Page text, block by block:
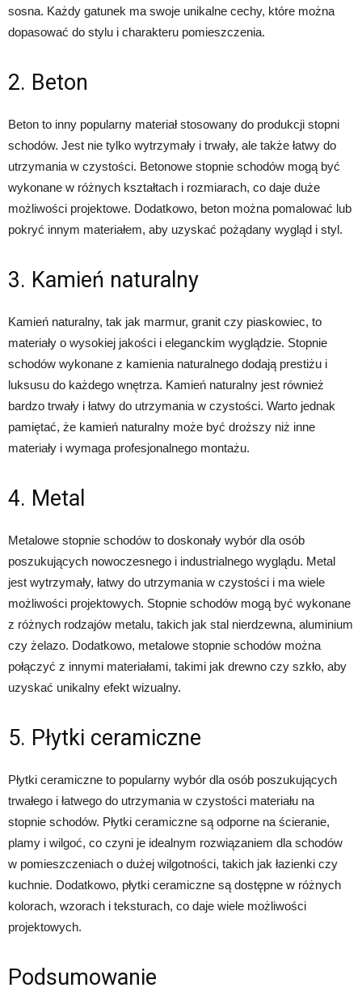
sosna. Każdy gatunek ma swoje unikalne cechy, które można
dopasować do stylu i charakteru pomieszczenia.
2. Beton
Beton to inny popularny materiał stosowany do produkcji stopni
schodów. Jest nie tylko wytrzymały i trwały, ale także łatwy do
utrzymania w czystości. Betonowe stopnie schodów mogą być
wykonane w różnych kształtach i rozmiarach, co daje duże
możliwości projektowe. Dodatkowo, beton można pomalować lub
pokryć innym materiałem, aby uzyskać pożądany wygląd i styl.
3. Kamień naturalny
Kamień naturalny, tak jak marmur, granit czy piaskowiec, to
materiały o wysokiej jakości i eleganckim wyglądzie. Stopnie
schodów wykonane z kamienia naturalnego dodają prestiżu i
luksusu do każdego wnętrza. Kamień naturalny jest również
bardzo trwały i łatwy do utrzymania w czystości. Warto jednak
pamiętać, że kamień naturalny może być droższy niż inne
materiały i wymaga profesjonalnego montażu.
4. Metal
Metalowe stopnie schodów to doskonały wybór dla osób
poszukujących nowoczesnego i industrialnego wyglądu. Metal
jest wytrzymały, łatwy do utrzymania w czystości i ma wiele
możliwości projektowych. Stopnie schodów mogą być wykonane
z różnych rodzajów metalu, takich jak stal nierdzewna, aluminium
czy żelazo. Dodatkowo, metalowe stopnie schodów można
połączyć z innymi materiałami, takimi jak drewno czy szkło, aby
uzyskać unikalny efekt wizualny.
5. Płytki ceramiczne
Płytki ceramiczne to popularny wybór dla osób poszukujących
trwałego i łatwego do utrzymania w czystości materiału na
stopnie schodów. Płytki ceramiczne są odporne na ścieranie,
plamy i wilgoć, co czyni je idealnym rozwiązaniem dla schodów
w pomieszczeniach o dużej wilgotności, takich jak łazienki czy
kuchnie. Dodatkowo, płytki ceramiczne są dostępne w różnych
kolorach, wzorach i teksturach, co daje wiele możliwości
projektowych.
Podsumowanie